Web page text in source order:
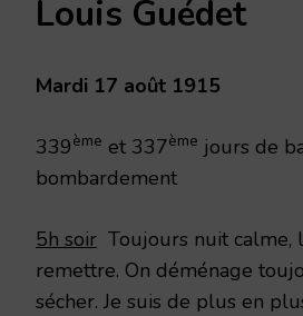
AOÛT
1915
Louis Guédet
Mardi 17 août 1915
339ème et 337ème jours de
bombardement
5h soir Toujours nuit calme,
remettre. On déménage
sécher. Je suis de plus en